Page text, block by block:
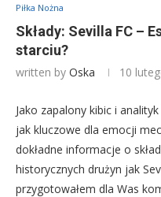
Piłka Nożna
Składy: Sevilla FC –
starciu?
written by Oska 10
Jako zapalony kibic i
jak kluczowe dla emocji
dokładne informacje o
historycznych drużyn jak
przygotowałem dla Was